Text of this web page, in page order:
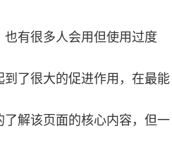
有很多人会用但使用过度
了很大的促进作用，在最能
解该页面的核心内容，但一